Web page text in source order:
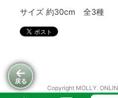
戻る
サイズ 約30cm 全3種
Copyright MOLLY.